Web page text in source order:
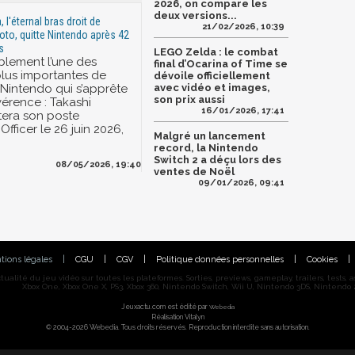
l'éternal bras droit de
quitte Nintendo après 42
l’une des
importantes de
qui s’apprête
: Takashi
son poste
le 26 juin 2026,
08/05/2026, 19:40
2026, on compare les
deux versions...
21/02/2026, 10:39
LEGO Zelda : le combat
final d’Ocarina of Time se
dévoile officiellement
avec vidéo et images,
son prix aussi
16/01/2026, 17:41
Malgré un lancement
record, la Nintendo
Switch 2 a déçu lors des
ventes de Noël
09/01/2026, 09:41
légales CGU CGV Politique données personnelles Cookies
du jeu vidéo sur toutes les plateformes. Sorties, previews, gameplay, trailers, tests,
Xbox One, Xbox One X, PS3, Xbox 360, Nintendo Switch, Wii U, Nintendo 3DS, Nintendo
Jeuxactu.com est édité par Webedia
Réalisation Vitalyn
© 2004-2026 Webedia. Tous droits réservés. Reproduction interdite sans autorisation.